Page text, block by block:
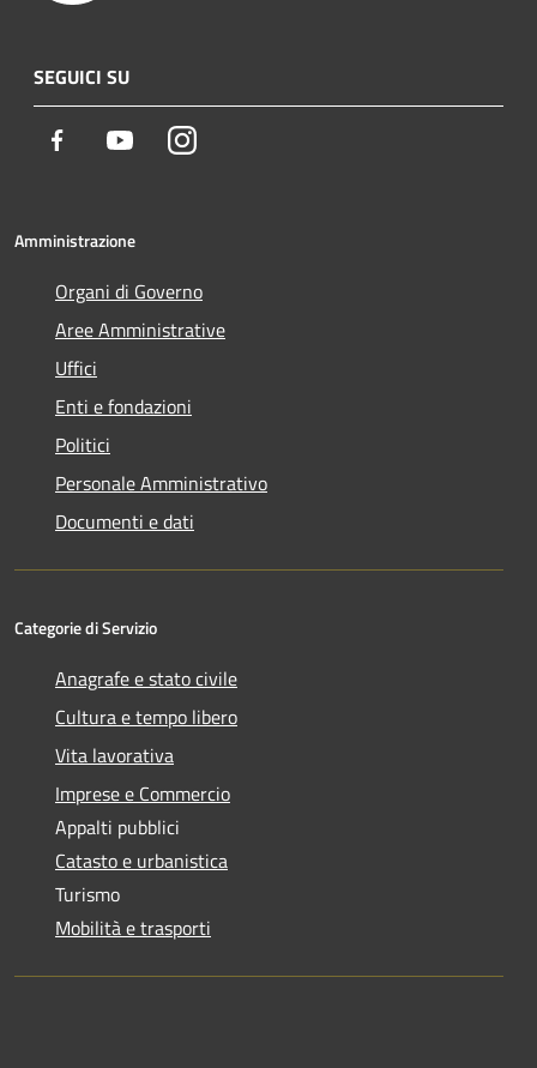
SEGUICI SU
Facebook YoutubeInstagram
Amministrazione
Organi di Governo
Aree Amministrative
Uffici
Enti e fondazioni
Politici
Personale Amministrativo
Documenti e dati
Categorie di Servizio
Anagrafe e stato civile
Cultura e tempo libero
Vita lavorativa
Imprese e Commercio
Appalti pubblici
Catasto e urbanistica
Turismo
Mobilità e trasporti